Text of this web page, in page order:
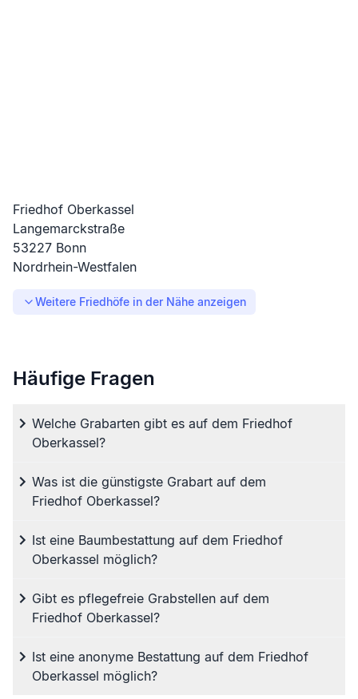
Friedhof Oberkassel
Langemarckstraße
53227 Bonn
Nordrhein-Westfalen
Weitere Friedhöfe in der Nähe anzeigen
Häufige Fragen
Welche Grabarten gibt es auf dem Friedhof
Oberkassel?
Was ist die günstigste Grabart auf dem
Friedhof Oberkassel?
Ist eine Baumbestattung auf dem Friedhof
Oberkassel möglich?
Gibt es pflegefreie Grabstellen auf dem
Friedhof Oberkassel?
Ist eine anonyme Bestattung auf dem Friedhof
Oberkassel möglich?